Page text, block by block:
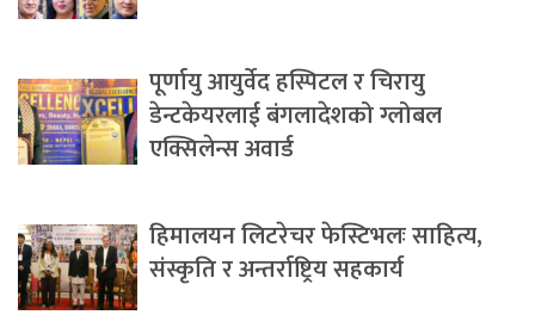
पूर्णायु आयुर्वेद हस्पिटल र चिरायु
डेन्टकेयरलाई बंगलादेशको ग्लोबल
एक्सिलेन्स अवार्ड
हिमालयन लिटरेचर फेस्टिभलः साहित्य,
संस्कृति र अन्तर्राष्ट्रिय सहकार्य